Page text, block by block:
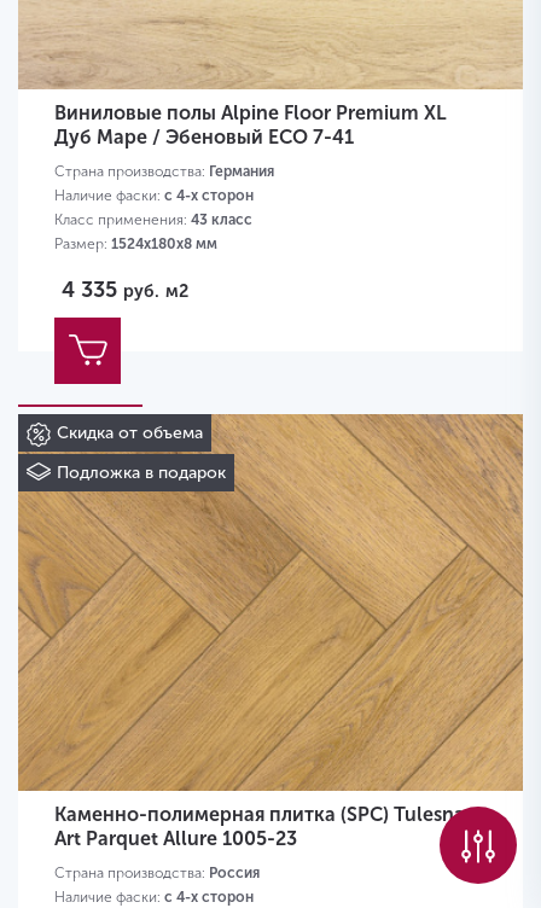
Виниловые полы Alpine Floor Premium XL
Дуб Маре / Эбеновый ECО 7-41
Страна производства: Германия
Наличие фаски: с 4-х сторон
Класс применения: 43 класс
Размер: 1524х180х8 мм
4 335 руб. м2
Скидка от объема
Подложка в подарок
Каменно-полимерная плитка (SPC) Tulesna
Art Parquet Allure 1005-23
Страна производства: Россия
Наличие фаски: с 4-х сторон